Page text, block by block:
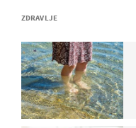
ZDRAVLJE